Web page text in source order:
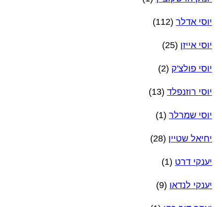
יוסי אדלר (112)
יוסי אייזן (25)
יוסי פולצ'ק (2)
יוסי רוזנפלד (13)
יוסי שמרלר (1)
יחיאל שטיין (28)
יענקי דרט (1)
יענקי לנדאו (9)